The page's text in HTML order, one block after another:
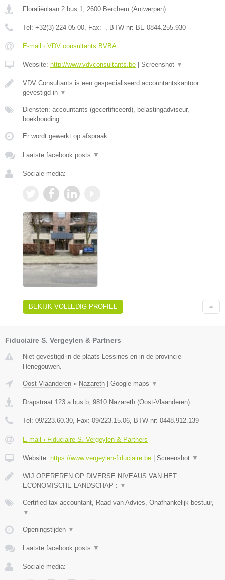
Floraliënlaan 2 bus 1 2600 Berchem (Antwerpen)
Tel: +32(3) 224 05 00 , Fax: - , BTW-nr: BE 0844.255.930
E-mail › VDV consultants BVBA
Website: http://www.vdvconsultants.be Screenshot ▼
VDV Consultants is een gespecialiseerd accountantskantoor
gevestigd in ▼
Diensten: accountants (gecertificeerd), belastingadviseur,
boekhouding
Er wordt gewerkt op afspraak.
Laatste facebook posts ▼
Sociale media:
BEKIJK VOLLEDIG PROFIEL
Fiduciaire S. Vergeylen & Partners
Niet gevestigd in de plaats Lessines en in de provincie
Henegouwen.
Oost-Vlaanderen » Nazareth Google maps ▼
Drapstraat 123 a bus b 9810 Nazareth (Oost-Vlaanderen)
Tel: 09/223.60.30 , Fax: 09/223.15.06 , BTW-nr: 0448.912.139
E-mail › Fiduciaire S. Vergeylen & Partners
Website: https://www.vergeylen-fiduciaire.be Screenshot ▼
WIJ OPEREREN OP DIVERSE NIVEAUS VAN HET
ECONOMISCHE LANDSCHAP : ▼
Certified tax accountant, Raad van Advies, Onafhankelijk bestuur,
▼
Openingstijden ▼
Laatste facebook posts ▼
Sociale media: